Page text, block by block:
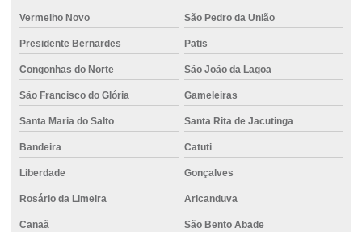
Vermelho Novo São Pedro da União
Presidente Bernardes Patis
Congonhas do Norte São João da Lagoa
São Francisco do Glória Gameleiras
Santa Maria do Salto Santa Rita de Jacutinga
Bandeira Catuti
Liberdade Gonçalves
Rosário da Limeira Aricanduva
Canaã São Bento Abade